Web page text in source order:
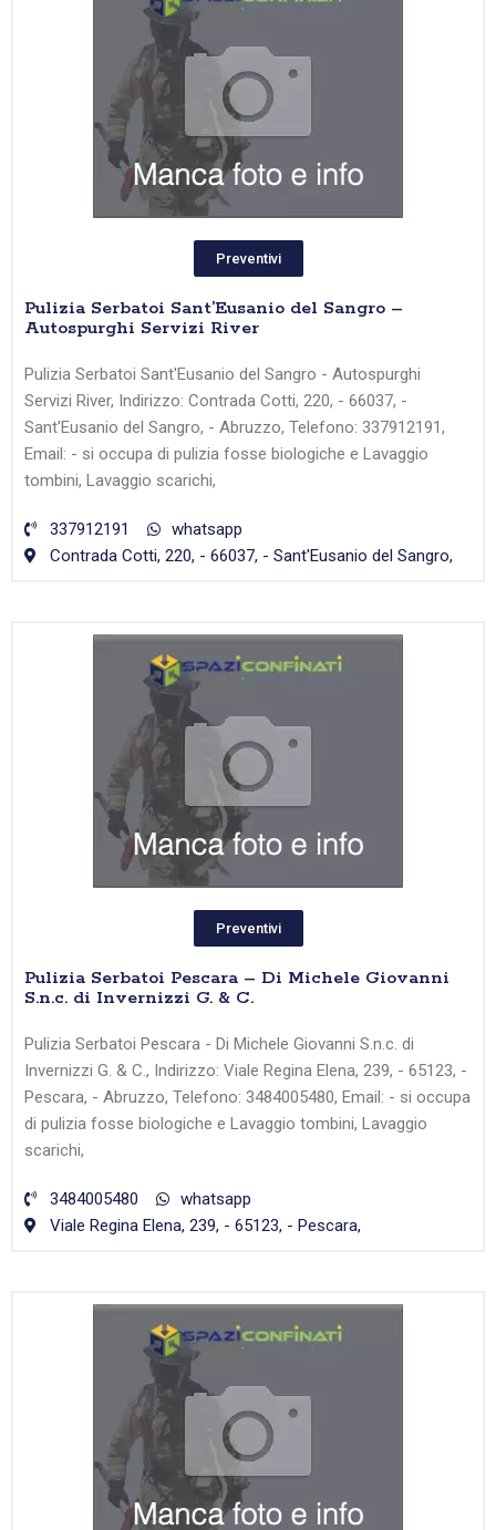
Preventivi
Pulizia Serbatoi Sant’Eusanio del Sangro –
Autospurghi Servizi River
Pulizia Serbatoi Sant'Eusanio del Sangro - Autospurghi
Servizi River, Indirizzo: Contrada Cotti, 220, - 66037, -
Sant'Eusanio del Sangro, - Abruzzo, Telefono: 337912191,
Email: - si occupa di pulizia fosse biologiche e Lavaggio
tombini, Lavaggio scarichi,
337912191
whatsapp
Contrada Cotti, 220, - 66037, - Sant'Eusanio del Sangro,
Preventivi
Pulizia Serbatoi Pescara – Di Michele Giovanni
S.n.c. di Invernizzi G. & C.
Pulizia Serbatoi Pescara - Di Michele Giovanni S.n.c. di
Invernizzi G. & C., Indirizzo: Viale Regina Elena, 239, - 65123, -
Pescara, - Abruzzo, Telefono: 3484005480, Email: - si occupa
di pulizia fosse biologiche e Lavaggio tombini, Lavaggio
scarichi,
3484005480
whatsapp
Viale Regina Elena, 239, - 65123, - Pescara,